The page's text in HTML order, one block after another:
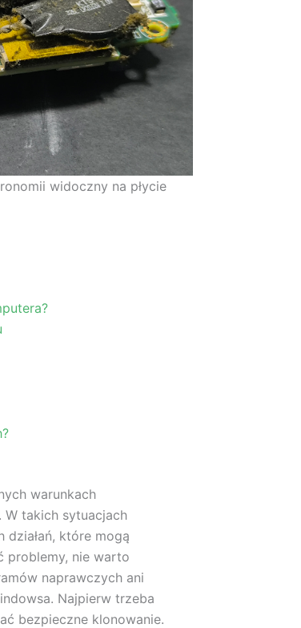
widoczny na płycie
warunkach
W takich sytuacjach
które mogą
problemy, nie warto
naprawczych ani
Najpierw trzeba
bezpieczne klonowanie.